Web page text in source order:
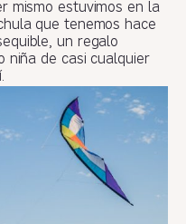
mismo estuvimos en la
que tenemos hace
un regalo
niña de casi cualquier